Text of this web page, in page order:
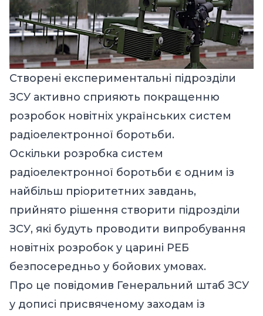
Створені експериментальні підрозділи
ЗСУ активно сприяють покращенню
розробок новітніх українських систем
радіоелектронної боротьби.
Оскільки розробка систем
радіоелектронної боротьби є одним із
найбільш пріоритетних завдань,
прийнято рішення створити підрозділи
ЗСУ, які будуть проводити випробування
новітніх розробок у царині РЕБ
безпосередньо у бойових умовах.
Про це повідомив Генеральний штаб ЗСУ
у дописі присвяченому заходам із